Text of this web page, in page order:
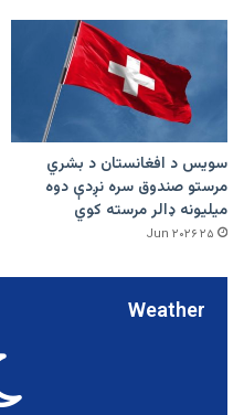
سویس د افغانستان د بشري
مرستو صندوق سره نږدې دوه
میلیونه ډالر مرسته کوي
۲۵ Jun ۲۰۲۶
Weather